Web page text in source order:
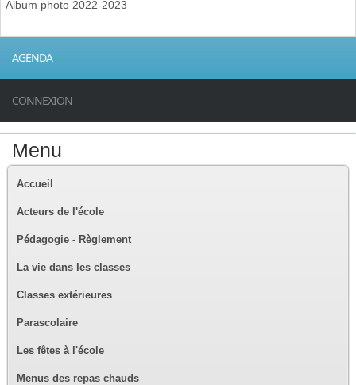
Album photo 2022-2023
AGENDA
CONNEXION
Menu
Accueil
Acteurs de l'école
Pédagogie - Règlement
La vie dans les classes
Classes extérieures
Parascolaire
Les fêtes à l'école
Menus des repas chauds